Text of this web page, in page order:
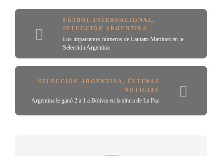
FÚTBOL INTERNACIONAL,
SELECCIÓN ARGENTINA
Los impactantes números de Lautaro Martínez en la
Selección Argentina
SELECCIÓN ARGENTINA , ÚLTIMAS
NOTICIAS
Argentina le ganó 2 a 1 a Bolivia en la altura de La Paz